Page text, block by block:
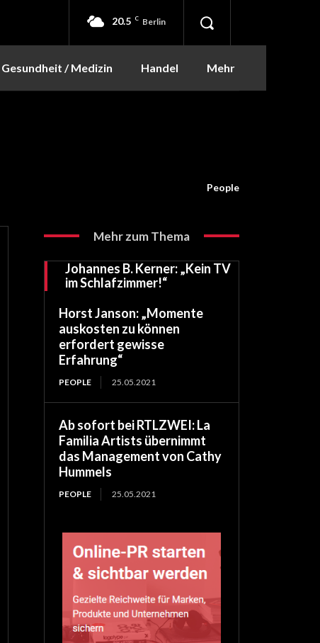
20.5 C Berlin
Gesundheit / Medizin Handel Mehr
People
Mehr zum Thema
Johannes B. Kerner: „Kein TV
im Schlafzimmer!“
Horst Janson: „Momente
auskosten zu können
erfordert gewisse
Erfahrung“
PEOPLE 25.05.2021
Ab sofort bei RTLZWEI: La
Familia Artists übernimmt
das Management von Cathy
Hummels
PEOPLE 25.05.2021